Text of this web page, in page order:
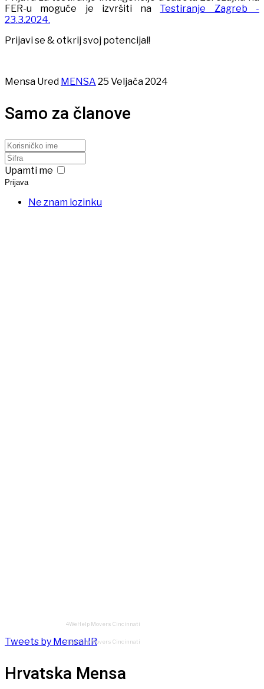
FER-u moguće je izvršiti na Testiranje Zagreb -
23.3.2024.
Prijavi se & otkrij svoj potencijal!
Mensa Ured MENSA 25 Veljača 2024
Samo za članove
Upamti me
Prijava
Ne znam lozinku
4WeHelp Movers Cincinnati
Tweets by MensaHR4WeHelp Movers Cincinnati
Hrvatska Mensa